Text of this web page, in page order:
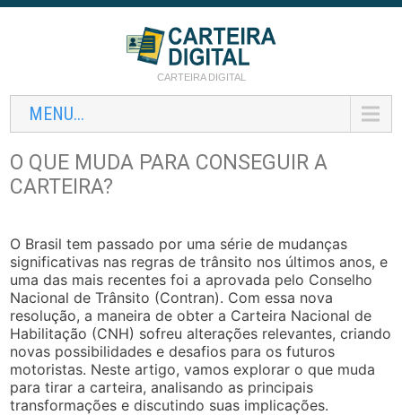
CARTEIRA DIGITAL
MENU...
O QUE MUDA PARA CONSEGUIR A
CARTEIRA?
O Brasil tem passado por uma série de mudanças
significativas nas regras de trânsito nos últimos anos, e
uma das mais recentes foi a aprovada pelo Conselho
Nacional de Trânsito (Contran). Com essa nova
resolução, a maneira de obter a Carteira Nacional de
Habilitação (CNH) sofreu alterações relevantes, criando
novas possibilidades e desafios para os futuros
motoristas. Neste artigo, vamos explorar o que muda
para tirar a carteira, analisando as principais
transformações e discutindo suas implicações.